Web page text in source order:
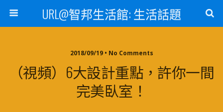
URL@智邦生活館: 生活話題
2018/09/19 • No Comments
（視頻）6大設計重點，許你一間
完美臥室！